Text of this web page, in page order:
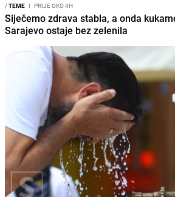
/TEME I PRIJE OKO 4H
Siječemo zdrava stabla, a onda
Sarajevo ostaje bez zelenila